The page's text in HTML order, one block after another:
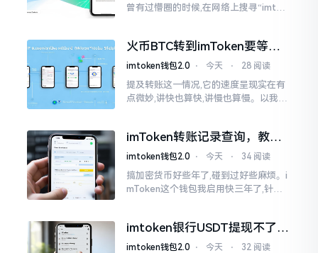
曾有过懵圈的时候,在网络上搜寻“imtok
火币BTC转到imToken要等多
久？过来人说说真实情况
imtoken钱包2.0 ⋅ 今天 ⋅ 28 阅读
提及转账这一情况,它的速度呈现实在有
点微妙,讲快也算快,讲慢也算慢。以我从
账。可是
imToken转账记录查询，教你
正确查看方法
imtoken钱包2.0 ⋅ 今天 ⋅ 34 阅读
搞加密货币好些年了,碰到过好些麻烦。i
mToken这个钱包我启用快三年了,针对
我也疑惑过一阵子
imtoken银行USDT提现不了？
这几个法子能帮你搞定
imtoken钱包2.0 ⋅ 今天 ⋅ 32 阅读